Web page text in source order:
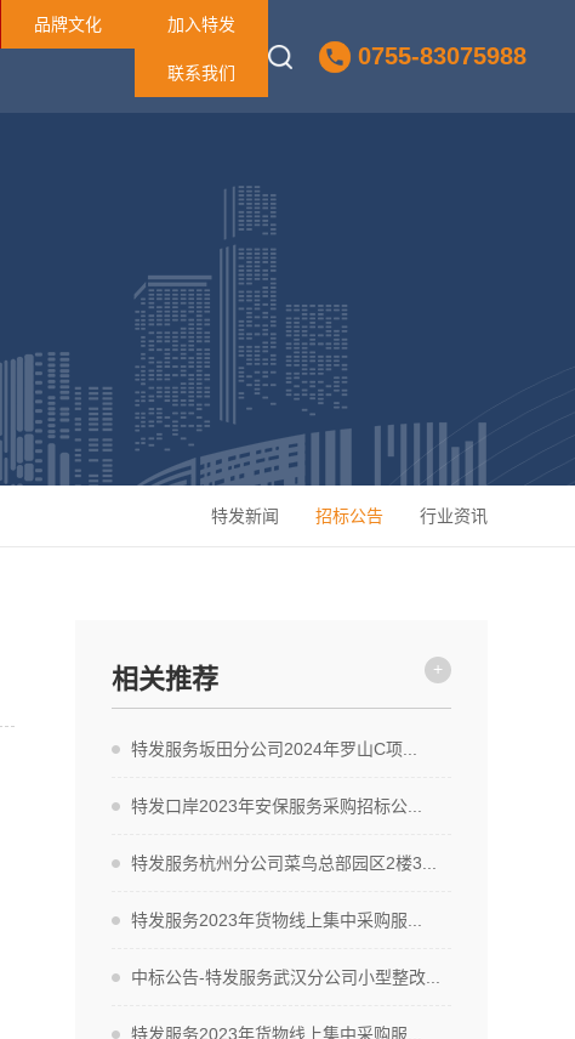
0755-83075988
品牌文化 加入特发
联系我们
特发新闻 招标公告 行业资讯
相关推荐 +
特发服务坂田分公司2024年罗山C项...
特发口岸2023年安保服务采购招标公...
特发服务杭州分公司菜鸟总部园区2楼3...
特发服务2023年货物线上集中采购服...
中标公告-特发服务武汉分公司小型整改...
特发服务2023年货物线上集中采购服...